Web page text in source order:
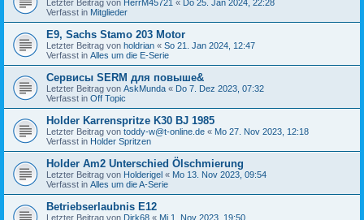
Letzter Beitrag von HerrM45721 « Do 25. Jan 2024, 22:28
Verfasst in Mitglieder
E9, Sachs Stamo 203 Motor
Letzter Beitrag von holdrian « So 21. Jan 2024, 12:47
Verfasst in Alles um die E-Serie
Сервисы SERM для повыше&
Letzter Beitrag von AskMunda « Do 7. Dez 2023, 07:32
Verfasst in Off Topic
Holder Karrenspritze K30 BJ 1985
Letzter Beitrag von toddy-w@t-online.de « Mo 27. Nov 2023, 12:18
Verfasst in Holder Spritzen
Holder Am2 Unterschied Ölschmierung
Letzter Beitrag von Holderigel « Mo 13. Nov 2023, 09:54
Verfasst in Alles um die A-Serie
Betriebserlaubnis E12
Letzter Beitrag von Dirk68 « Mi 1. Nov 2023, 19:50